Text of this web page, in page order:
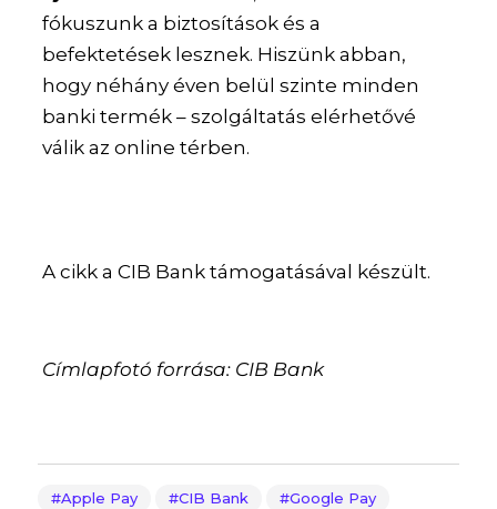
fókuszunk a biztosítások és a
befektetések lesznek. Hiszünk abban,
hogy néhány éven belül szinte minden
banki termék – szolgáltatás elérhetővé
válik az online térben.
A cikk a CIB Bank támogatásával készült.
Címlapfotó forrása: CIB Bank
Apple Pay CIB Bank Google Pay